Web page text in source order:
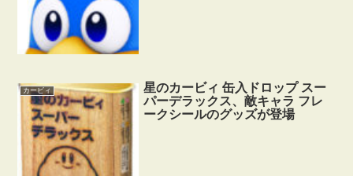
カービィ
星のカービィ 缶入ドロップ スー
パーデラックス、敵キャラ フレ
ークシールのグッズが登場